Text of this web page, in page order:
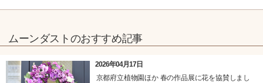
ムーンダストのおすすめ記事
2026年04月17日
京都府立植物園ほか 春の作品展に花を協賛しまし